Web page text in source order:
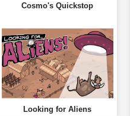
Cosmo's Quickstop
Looking for Aliens